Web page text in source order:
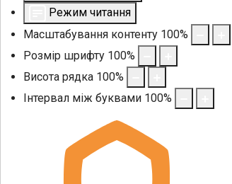
Режим читання
Масштабування контенту 100%
Розмір шрифту 100%
Висота рядка 100%
Інтервал між буквами 100%